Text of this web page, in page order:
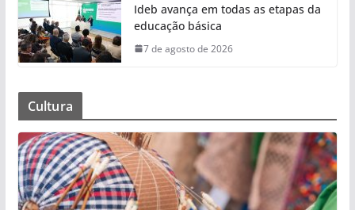
Ideb avança em todas as etapas da
educação básica
7 de agosto de 2026
Cultura